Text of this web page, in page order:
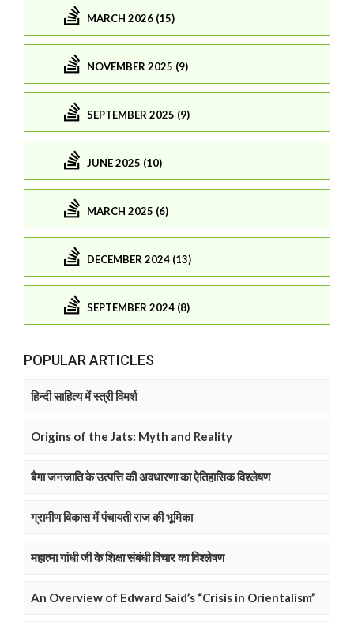
MARCH 2026 (15)
NOVEMBER 2025 (9)
SEPTEMBER 2025 (9)
JUNE 2025 (10)
MARCH 2025 (6)
DECEMBER 2024 (13)
SEPTEMBER 2024 (8)
POPULAR ARTICLES
हिन्दी साहित्य में स्त्री विमर्श
Origins of the Jats: Myth and Reality
बैगा जनजाति के उत्पत्ति की अवधारणा का ऐतिहासिक विश्लेषण
ग्रामीण विकास में पंचायती राज की भूमिका
महात्मा गांधी जी के शिक्षा संबंधी विचार का विश्लेषण
An Overview of Edward Said’s “Crisis in Orientalism”